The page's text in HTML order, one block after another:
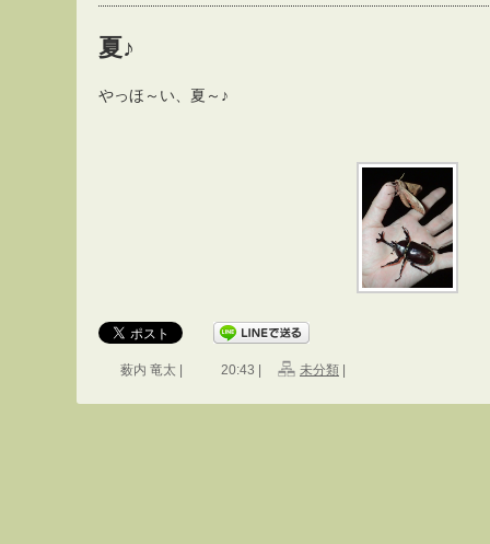
夏♪
やっほ～い、夏～♪
薮内 竜太 | 20:43 | 未分類